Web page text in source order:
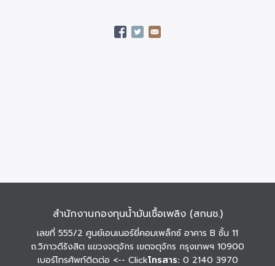
สำนักงานกองทุนน้ำมันเชื้อเพลิง (สกนช.)
เลขที่ 555/2 ศูนย์เอนเนอร์ยี่คอมเพล็กซ์ อาคาร B ชั้น 11
ถ.วิภาวดีรังสิต แขวงจตุจักร เขตจตุจักร กรุงเทพฯ 10900
เบอร์โทรศัพท์ติดต่อ <-- Clickโทรสาร: 0 2140 3970